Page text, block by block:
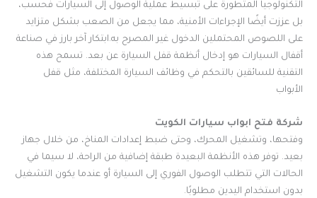
التكنولوجيا المتطورة على تبسيط عملية الوصول إلى السيارات فحسب،
بل عززت أيضًا الإجراءات الأمنية، مما يجعل من الصعب بشكل متزايد
على اللصوص المحتملين الدخول غير المصرح به.ابتكار آخر بارز في صناعة
أقفال السيارات هو إدخال أنظمة قفل السيارة عن بعد. تسمح هذه
التقنية للسائقين بالتحكم في وظائف السيارة المختلفة، مثل قفل
الأبواب
شركة فتح ابواب سيارات الكويت
وفتحها، وتشغيل المحرك، وحتى ضبط إعدادات المناخ، من خلال جهاز
بعيد. توفر هذه الأنظمة البعيدة طبقة إضافية من الراحة، لا سيما في
الحالات التي تتطلب الوصول الفوري إلى السيارة أو عندما يكون التشغيل
بدون استخدام اليدين مطلوبًا.